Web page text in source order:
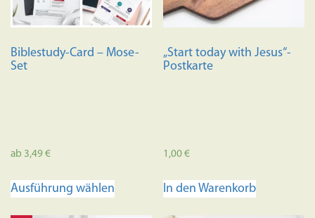
Biblestudy-Card – Mose-
Set
ab 3,49€
Ausführung wählen
„Start today with Jesus“-
Postkarte
1,00€
In den Warenkorb